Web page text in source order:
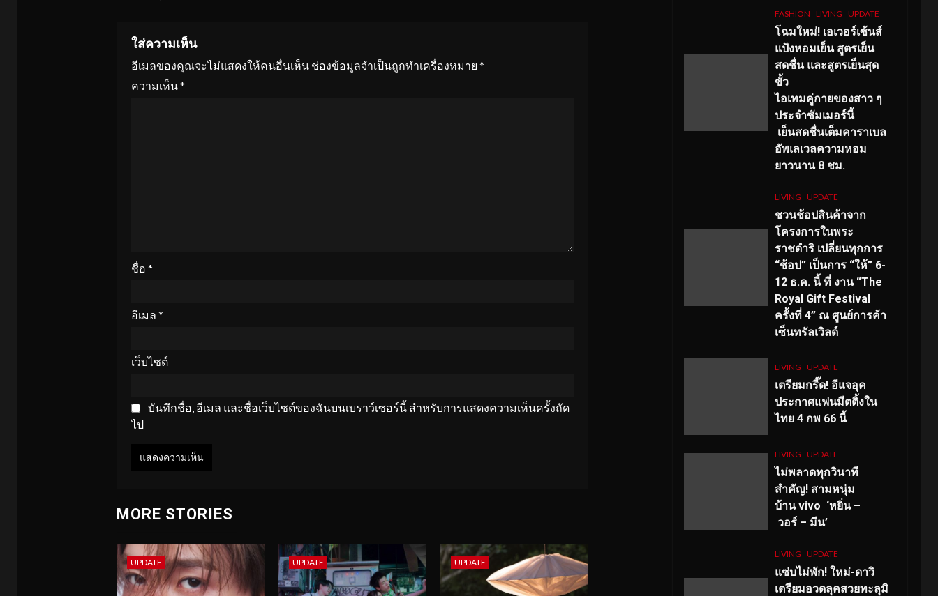
ใส่ความเห็น
อีเมลของคุณจะไม่แสดงให้คนอื่นเห็น ช่องข้อมูลจำเป็นถูกทำเครื่องหมาย *
ความเห็น*
ชื่อ *
อีเมล *
เว็บไซต์
บันทึกชื่อ, อีเมล และชื่อเว็บไซต์ของฉันบนเบราว์เซอร์นี้ สำหรับการแสดงความเห็นครั้งถัด
ไป
MORE STORIES
UPDATE UPDATE UPDATE
FASHION LIVING UPDATE
โฉมใหม่! เอเวอร์เซ้นส์
แป้งหอมเย็น สูตรเย็น
สดชื่น และสูตรเย็นสุด
ขั้ว
ไอเทมคู่กายของสาว ๆ
ประจำซัมเมอร์นี้
เย็นสดชื่นเต็มคาราเบล
อัพเลเวลความหอม
ยาวนาน 8 ชม.
LIVING UPDATE
ชวนช้อปสินค้าจาก
โครงการในพระ
ราชดำริ เปลี่ยนทุกการ
“ช้อป” เป็นการ “ให้” 6-
12 ธ.ค. นี้ ที่ งาน “The
Royal Gift Festival
ครั้งที่ 4” ณ ศูนย์การค้า
เซ็นทรัลเวิลด์
LIVING UPDATE
เตรียมกรี๊ด! อีแจอุค
ประกาศแฟนมีตติ้งใน
ไทย 4 กพ 66 นี้
LIVING UPDATE
ไม่พลาดทุกวินาที
สำคัญ! สามหนุ่ม
บ้าน vivo ‘หยิ่น –
วอร์ – มีน’
LIVING UPDATE
แซ่บไม่พัก! ใหม่-ดาวิ
เตรียมอวดลุคสวยทะลุมิ